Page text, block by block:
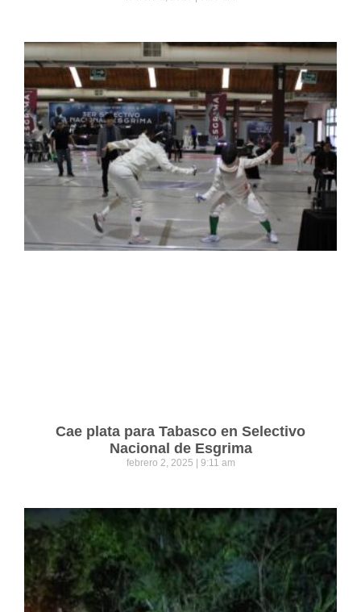
Cae plata para Tabasco en Selectivo
Nacional de Esgrima
febrero 2, 2025 9:11 am